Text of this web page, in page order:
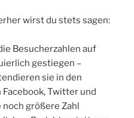
wirst du stets sagen:
Besucherzahlen auf
gestiegen –
sie in den
Twitter und
größere Zahl